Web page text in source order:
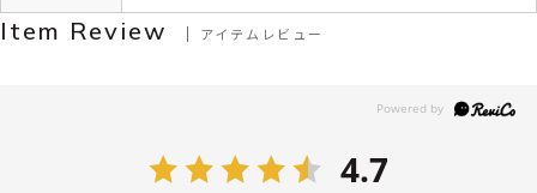
Item Review アイテムレビュー
4.7